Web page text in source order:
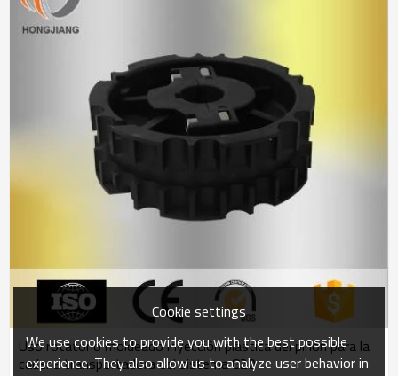
Uso rotatorio moldeado inyección plástica del piñón para la
cadena transportadora del sistema 820
Cookie settings
We use cookies to provide you with the best possible
experience. They also allow us to analyze user behavior in